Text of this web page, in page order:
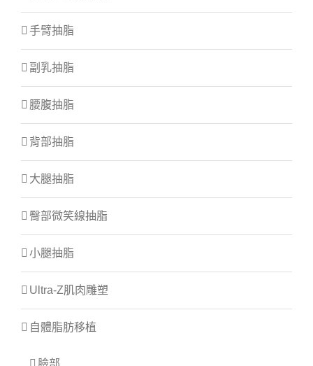
手臂抽脂
副乳抽脂
腰腹抽脂
背部抽脂
大腿抽脂
臀部微笑線抽脂
小腿抽脂
Ultra-Z肌肉雕塑
自體脂肪移植
臉部